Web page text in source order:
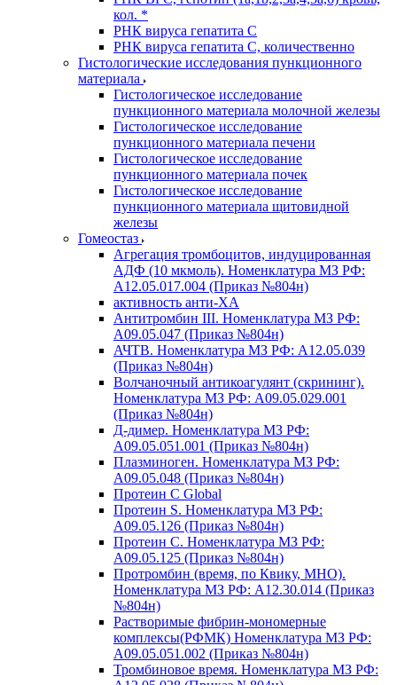
кол. *
РНК вируса гепатита C
РНК вируса гепатита C, количественно
Гистологические исследования пункционного
материала
Гистологическое исследование
пункционного материала молочной железы
Гистологическое исследование
пункционного материала печени
Гистологическое исследование
пункционного материала почек
Гистологическое исследование
пункционного материала щитовидной
железы
Гомеостаз
Агрегация тромбоцитов, индуцированная
АДФ (10 мкмоль). Номенклатура МЗ РФ:
A12.05.017.004 (Приказ №804н)
активность анти-ХА
Антитромбин III. Номенклатура МЗ РФ:
A09.05.047 (Приказ №804н)
АЧТВ. Номенклатура МЗ РФ: A12.05.039
(Приказ №804н)
Волчаночный антикоагулянт (скрининг).
Номенклатура МЗ РФ: A09.05.029.001
(Приказ №804н)
Д-димер. Номенклатура МЗ РФ:
A09.05.051.001 (Приказ №804н)
Плазминоген. Номенклатура МЗ РФ:
A09.05.048 (Приказ №804н)
Протеин C Global
Протеин S. Номенклатура МЗ РФ:
A09.05.126 (Приказ №804н)
Протеин С. Номенклатура МЗ РФ:
A09.05.125 (Приказ №804н)
Протромбин (время, по Квику, МНО).
Номенклатура МЗ РФ: A12.30.014 (Приказ
№804н)
Растворимые фибрин-мономерные
комплексы(РФМК) Номенклатура МЗ РФ:
A09.05.051.002 (Приказ №804н)
Тромбиновое время. Номенклатура МЗ РФ: